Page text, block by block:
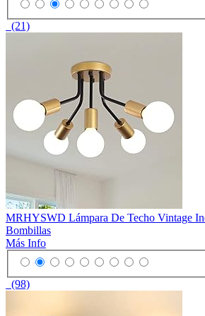
(21)
MRHYSWD Lámpara De Techo Vintage
Bombillas
Más Info
(98)